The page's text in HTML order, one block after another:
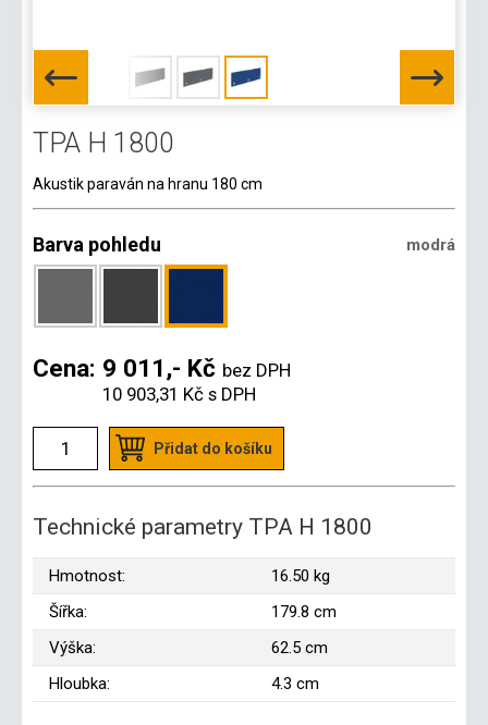
TPA H 1800
Akustik paraván na hranu 180 cm
Barva pohledu modrá
Cena: 9 011,- Kč bez DPH
10 903,31 Kč s DPH
Přidat do košíku
Technické parametry TPA H 1800
Hmotnost:
16.50 kg
Šířka:
179.8 cm
Výška:
62.5 cm
Hloubka:
4.3 cm